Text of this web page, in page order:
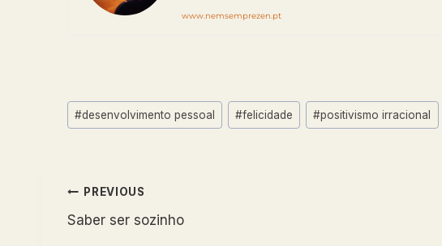
www.nemsemprezen.pt
Post
Tags:
#desenvolvimento pessoal #felicidade #positivismo irracional
Navegação
de
PREVIOUS
Saber ser sozinho